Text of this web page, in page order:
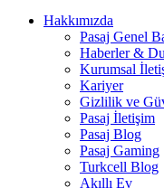
Hakkımızda
Pasaj Genel
Haberler &
Kurumsal
Kariyer
Gizlilik ve
Pasaj İletişim
Pasaj Blog
Pasaj Gaming
Turkcell Blog
Akıllı Ev